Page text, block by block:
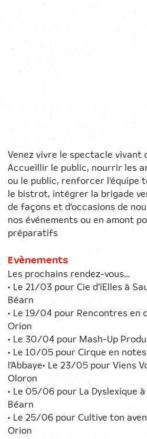
Venez vivre le spectacle vivant
Accueillir le public, nourrir les
ou le public, renforcer l’équipe
le bistrot, intégrer la brigade
de façons et d’occasions de
nos événements ou en amont
préparatifs
Evènements
Les prochains rendez-vous…
• Le 21/03 pour Cie d’iElles à
Béarn
• Le 19/04 pour Rencontres en
Orion
• Le 30/04 pour Mash-Up
• Le 10/05 pour Cirque en
l’Abbaye• Le 23/05 pour Viens
Oloron
• Le 05/06 pour La Dyslexique
Béarn
• Le 25/06 pour Cultive ton
Orion